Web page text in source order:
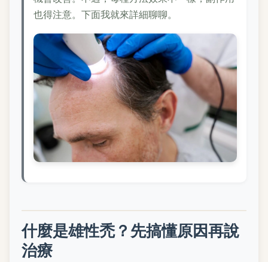
也得注意。下面我就來詳細聊聊。
什麼是雄性禿？先搞懂原因再說
治療